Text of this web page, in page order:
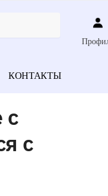
КОНТАКТЫ
с
с